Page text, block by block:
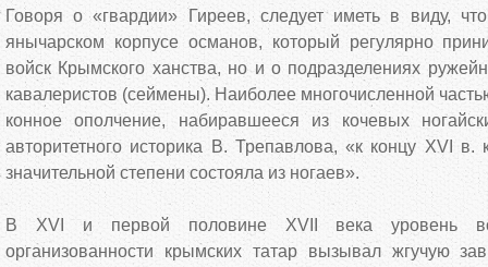
Говоря о «гвардии» Гиреев, следует иметь в виду,
янычарском корпусе османов, который регулярно
войск Крымского ханства, но и о подразделениях
кавалеристов (сеймены). Наиболее многочисленной
конное ополчение, набиравшееся из кочевых
авторитетного историка В. Трепавлова, «к концу XVI
значительной степени состояла из ногаев».
В XVI и первой половине XVII века уровень
организованности крымских татар вызывал жгучую